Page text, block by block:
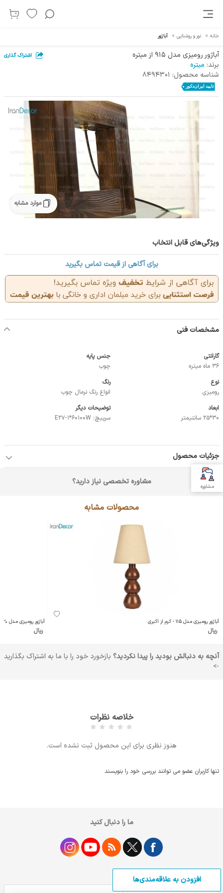
خانه > نور و روشنایی > آباژور
آباژور رومیزی مدل 915 از میتره اشتراک گذاری
برند: میتره
شناسه محصول: 8494301
موارد مشابه
ویژگی‌های قابل انتخاب
برای آگاهی از قیمت تماس بگیرید
افزودن به علاقه‌مندی‌ها
مشخصات فنی
گارانتی
36 ماه میتره
جنس پایه
چوب
نوع
رومیزی
رنگ
انواع رنگ نرمال چوب
ابعاد
30*25 سانتیمتر
توضیحات دیگر
سرپیچ: E27-1*60100W
جزئیات محصول
مشاوره تخصصی نیاز دارید؟
محصولات مشابه
آباژور رومیزی مدل 115 - کرم از اکبری
ریال
آباژور رومیزی مدل 120 - شیری از اکبری
ریال
آنچه به دنبالش بودید را پیدا نکردید؟ بازخورد خود را با ما به اشتراک بگذارید
->
خلاصه نظرات
هنوز نظری برای این محصول ثبت نشده است.
تنها کاربران عضو می توانند بررسی خود را بنویسند
ما را دنبال کنید
مشاوره